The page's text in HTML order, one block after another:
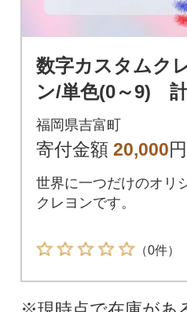
数字カスタムク
ン/単色(0～9)
福岡県吉富町
寄付金額 20,000円
世界に一つだけのオリ
クレヨンです。
（0件）